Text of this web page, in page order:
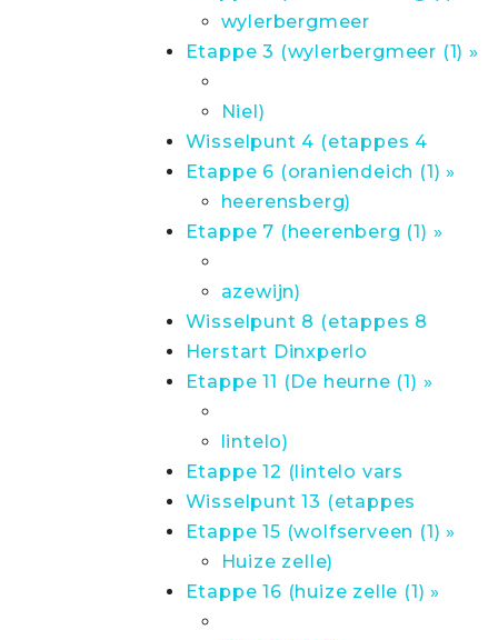
wylerbergmeer
Etappe 3 (wylerbergmeer (1) »
Niel)
Wisselpunt 4 (etappes 4
Etappe 6 (oraniendeich (1) »
heerensberg)
Etappe 7 (heerenberg (1) »
azewijn)
Wisselpunt 8 (etappes 8
Herstart Dinxperlo
Etappe 11 (De heurne (1) »
lintelo)
Etappe 12 (lintelo vars
Wisselpunt 13 (etappes
Etappe 15 (wolfserveen (1) »
Huize zelle)
Etappe 16 (huize zelle (1) »